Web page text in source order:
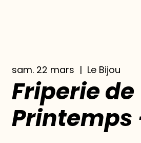
sam. 22 mars
  |
Le Bijou
Friperie de
Printemps